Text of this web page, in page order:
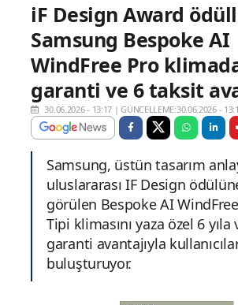
iF Design Award
Samsung Bespoke AI
WindFree Pro
garanti ve 6 taksit
30.06.2026 - 13:17 |GÜNCELLEME:30.06.2026 -
Samsung, üstün tasarım
uluslararası IF Design
görülen Bespoke AI
Tipi klimasını yaza özel 6 yıla
garanti avantajıyla
buluşturuyor.